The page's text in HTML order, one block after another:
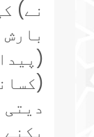
نے)
دیتی